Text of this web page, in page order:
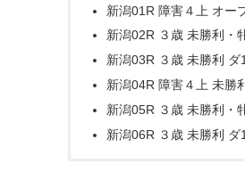
新潟01R 障害４上 オー
新潟02R ３歳 未勝利・
新潟03R ３歳 未勝利 ダ
新潟04R 障害４上 未勝
新潟05R ３歳 未勝利・
新潟06R ３歳 未勝利 ダ